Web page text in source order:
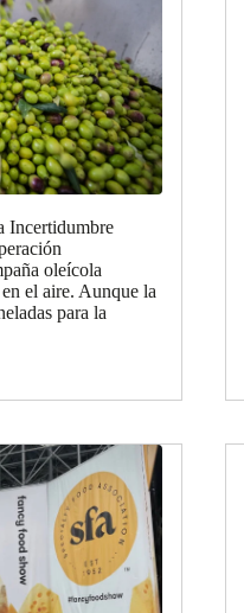
Incertidumbre
oleícola
el aire. Aunque la
para la